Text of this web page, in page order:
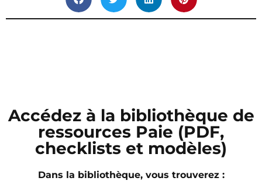
Accédez à la bibliothèque de
ressources Paie (PDF,
checklists et modèles)
Dans la bibliothèque, vous trouverez :